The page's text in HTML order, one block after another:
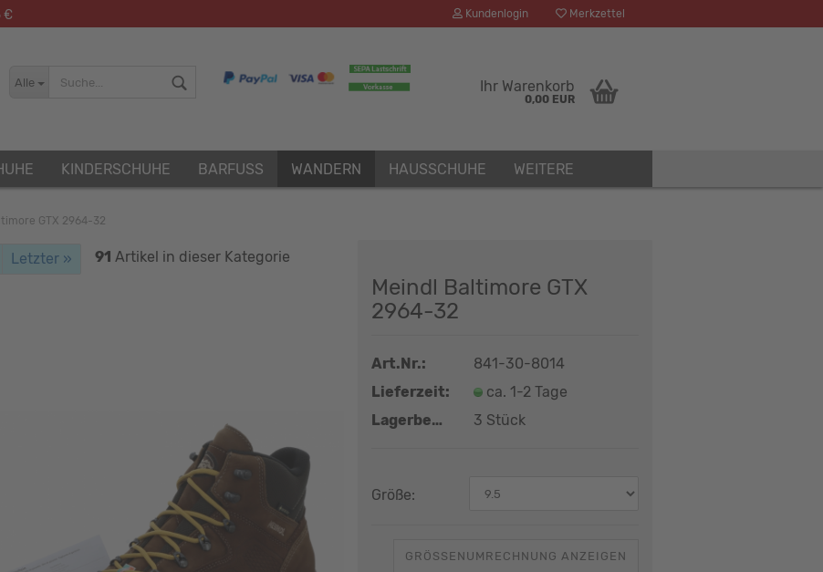
€ Kundenlogin
Passwort vergessen?
Merkzettel
Alle Ihr Warenkorb
0,00 EUR
KINDERSCHUHE BARFUSS WANDERN HAUSSCHUHE WEITERE
GTX 2964-32
Letzter » 91 Artikel in dieser Kategorie
Meindl Baltimore GTX
2964-32
Art.Nr.:
841-30-8014
Lieferzeit:
ca. 1-2 Tage
Lagerbestand:
3 Stück
Größe:
GRÖSSENUMRECHNUNG ANZEIGEN